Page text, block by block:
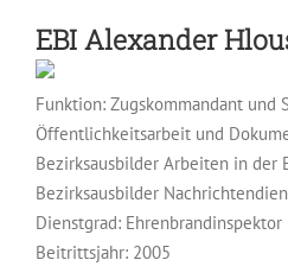
EBI Alexander
Funktion: Zugskommandant
Öffentlichkeitsarbeit und
Bezirksausbilder Arbeiten in der
Bezirksausbilder
Dienstgrad: Ehrenbrandinspektor
Beitrittsjahr: 2005